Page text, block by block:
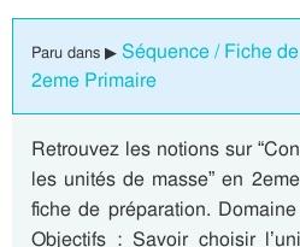
Paru dans ▶ Séquence / Fiche
2eme Primaire
Retrouvez les notions sur
les unités de masse” en
fiche de préparation.
Objectifs : Savoir choisir